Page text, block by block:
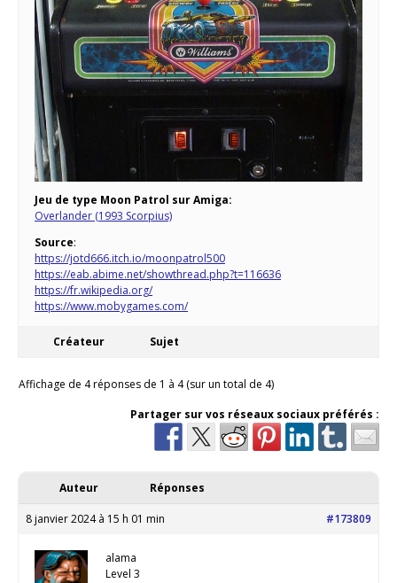
Jeu de type Moon Patrol sur Amiga:
Overlander (1993 Scorpius)
Source:
https://jotd666.itch.io/moonpatrol500
https://eab.abime.net/showthread.php?t=116636
https://fr.wikipedia.org/
https://www.mobygames.com/
Créateur Sujet
Affichage de 4 réponses de 1 à 4 (sur un total de 4)
Partager sur vos réseaux sociaux préférés :
Auteur Réponses
8 janvier 2024 à 15 h 01 min #173809
alama
Level 3